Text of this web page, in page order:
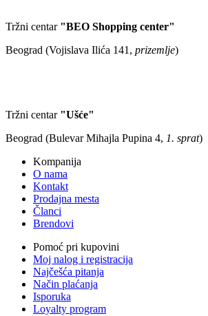
Tržni centar "BEO Shopping center"
Beograd (Vojislava Ilića 141, prizemlje)
Tržni centar "Ušće"
Beograd (Bulevar Mihajla Pupina 4, 1. sprat)
Kompanija
O nama
Kontakt
Prodajna mesta
Članci
Brendovi
Pomoć pri kupovini
Moj nalog i registracija
Najčešća pitanja
Način plaćanja
Isporuka
Loyalty program